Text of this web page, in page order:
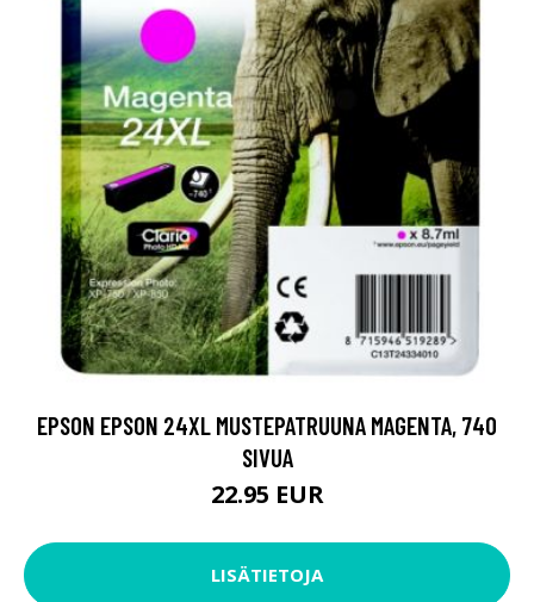
EPSON EPSON 24XL MUSTEPATRUUNA MAGENTA, 740
SIVUA
22.95 EUR
LISÄTIETOJA